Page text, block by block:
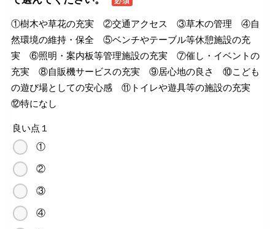
①樹木や草花の充実 ②交通アクセス ③草木の管理 ④自
然環境の維持・保全 ⑤ベンチやテーブル等休憩施設の充
実 ⑥照明・案内板等管理施設の充実 ⑦催し・イベントの
充実 ⑧自販機サービスの充実 ⑨居心地の良さ ⑩こども
の遊び場としての安心感 ⑪トイレや遊具等の施設の充実
⑫特になし
良い点１
①
②
③
④